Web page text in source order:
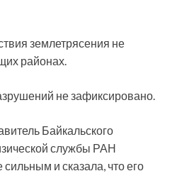
землетрясения не
районах.
не зафиксировано.
Байкальского
службы РАН
и сказала, что его